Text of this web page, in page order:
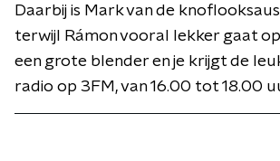
Daarbij is Mark van de
terwijl Rámon vooral lekker gaat
een grote blender en je krijgt de
radio op 3FM, van 16.00 tot 18.00